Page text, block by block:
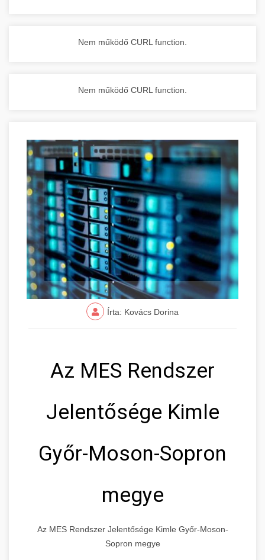
Nem működő CURL function.
Nem működő CURL function.
Írta: Kovács Dorina
Az MES Rendszer
Jelentősége Kimle
Győr-Moson-Sopron
megye
Az MES Rendszer Jelentősége Kimle Győr-Moson-
Sopron megye